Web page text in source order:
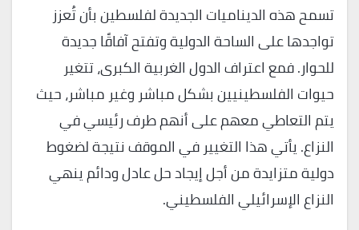
تسمح هذه الديناميات الجديدة لفلسطين بأن تُعزز
تواجدها على الساحة الدولية وتفتح آفاقًا جديدة
للحوار. فمع اعتراف الدول الغربية الكبرى، تتغير
حيوات الفلسطينيين بشكل مباشر وغير مباشر، حيث
يتم التعاطي معهم على أنهم طرف رئيسي في
النزاع. يأتي هذا التغيير في الموقف نتيجة لضغوط
دولية متزايدة من أجل إيجاد حل عادل ودائم ينهي
النزاع الإسرائيلي الفلسطيني.